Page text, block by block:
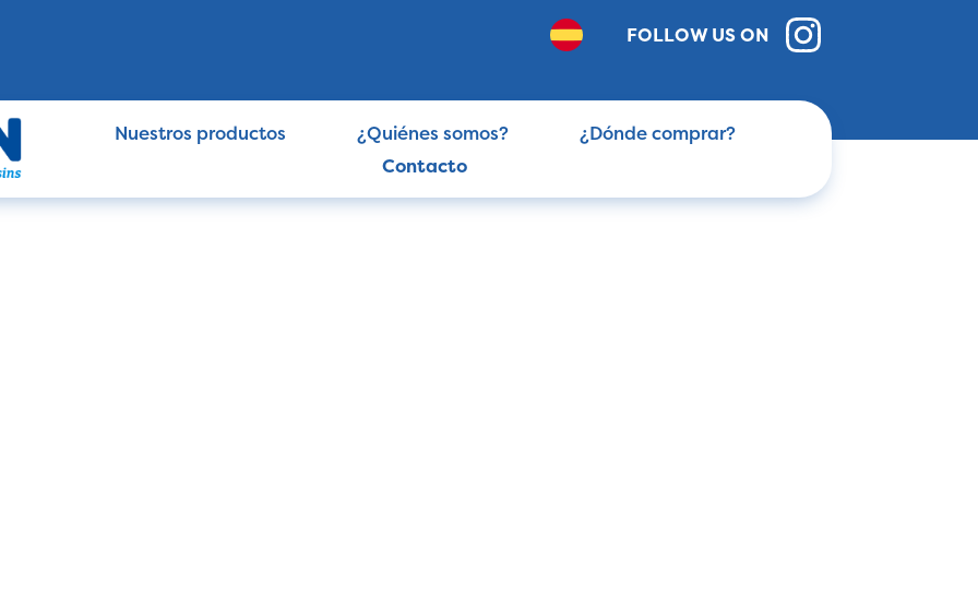
FOLLOW US ON
Nuestros productos ¿Quiénes somos?
¿Dónde comprar?
Contacto